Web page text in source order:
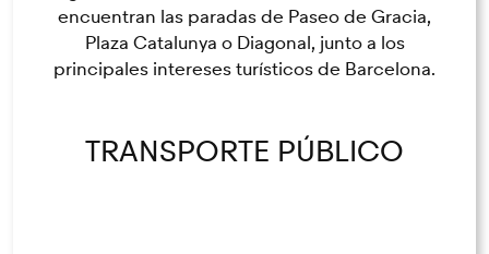
TRANSPORTE PÚBLICO
encuentran las paradas de Paseo de Gracia,
Plaza Catalunya o Diagonal, junto a los
principales intereses turísticos de Barcelona.